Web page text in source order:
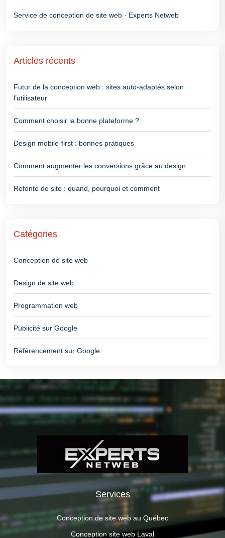
Service de conception de site web - Experts Netweb
Articles récents
Futur de la conception web : sites auto-adaptés selon
l’utilisateur
Comment choisir la bonne plateforme ?
Design mobile-first : bonnes pratiques
Comment augmenter les conversions grâce au design
Refonte de site : quand, pourquoi et comment
Catégories
Conception de site web
Design de site web
Programmation web
Publicité sur Google
Référencement sur Google
Services
Conception de site web au Québec
Conception site web Laval